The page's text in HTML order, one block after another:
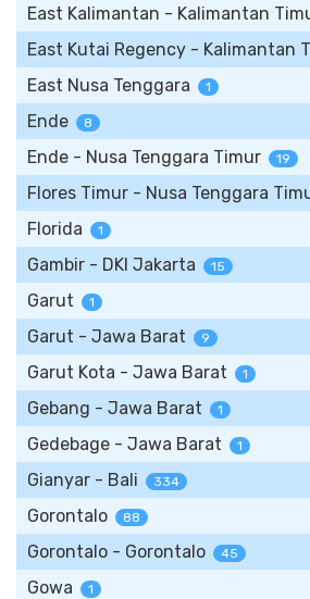
East Kalimantan - Kalimantan
East Kutai Regency - Kalimantan
East Nusa Tenggara 1
Ende 8
Ende - Nusa Tenggara Timur 19
Flores Timur - Nusa Tenggara
Florida 1
Gambir - DKI Jakarta 15
Garut 1
Garut - Jawa Barat 9
Garut Kota - Jawa Barat 1
Gebang - Jawa Barat 1
Gedebage - Jawa Barat 1
Gianyar - Bali 334
Gorontalo 88
Gorontalo - Gorontalo 45
Gowa 1